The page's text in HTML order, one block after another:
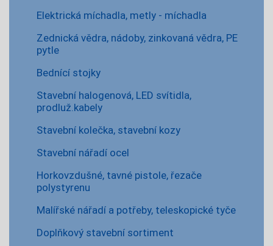
Elektrická míchadla, metly - míchadla
Zednická vědra, nádoby, zinkovaná vědra, PE
pytle
Bednící stojky
Stavební halogenová, LED svítidla,
prodluž.kabely
Stavební kolečka, stavební kozy
Stavební nářadí ocel
Horkovzdušné, tavné pistole, řezače
polystyrenu
Malířské nářadí a potřeby, teleskopické tyče
Doplňkový stavební sortiment